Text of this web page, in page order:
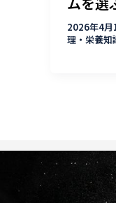
2026年4月
理・栄養知